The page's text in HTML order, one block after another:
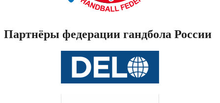
Партнёры федерации гандбола России